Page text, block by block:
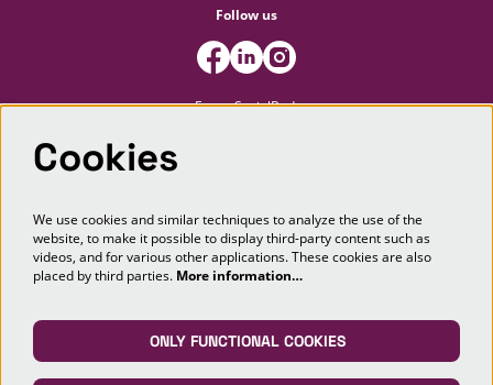
Follow us
FooterSocialBody
SIGN UP
This site is protected by reCAPTCHA, data processing occurs in accordance with the of Google.
Cookies
We use cookies and similar techniques to analyze the use of the
website, to make it possible to display third-party content such as
videos, and for various other applications. These cookies are also
placed by third parties. More information…
ONLY FUNCTIONAL COOKIES